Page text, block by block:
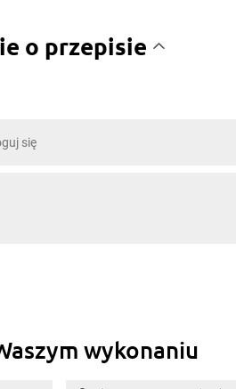
o przepisie
wykonaniu